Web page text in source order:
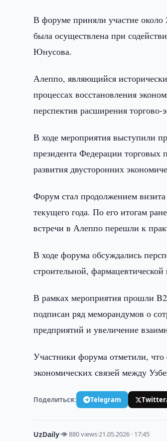
В форуме приняли участие около
была осуществлена при
Юнусова.
Алеппо, являющийся
процессах восстановления
перспектив расширения
В ходе мероприятия выступили
президента Федерации
развития двусторонних
Форум стал продолжением
текущего года. По его итогам
встречи в Алеппо перешли к
В ходе форума обсуждались
строительной, фармацевтической
В рамках мероприятия прошли
подписан ряд меморандумов о
предприятий и увеличение
Участники форума отметили, что
экономических связей между
Поделиться: Telegram
UzDaily·👁 880 views·21.05.2026 · 17:45